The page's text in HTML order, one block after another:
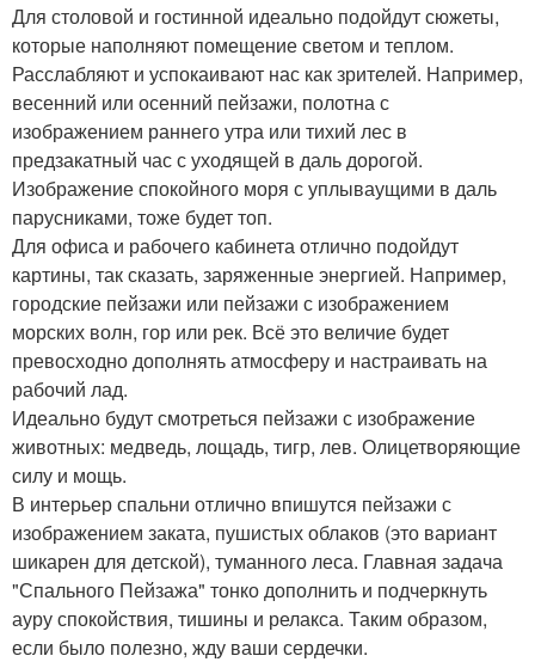
Для столовой и гостинной идеально подойдут сюжеты,
которые наполняют помещение светом и теплом.
Расслабляют и успокаивают нас как зрителей. Например,
весенний или осенний пейзажи, полотна с
изображением раннего утра или тихий лес в
предзакатный час с уходящей в даль дорогой.
Изображение спокойного моря с уплываущими в даль
парусниками, тоже будет топ.
Для офиса и рабочего кабинета отлично подойдут
картины, так сказать, заряженные энергией. Например,
городские пейзажи или пейзажи с изображением
морских волн, гор или рек. Всё это величие будет
превосходно дополнять атмосферу и настраивать на
рабочий лад.
Идеально будут смотреться пейзажи с изображение
животных: медведь, лощадь, тигр, лев. Олицетворяющие
силу и мощь.
В интерьер спальни отлично впишутся пейзажи с
изображением заката, пушистых облаков (это вариант
шикарен для детской), туманного леса. Главная задача
"Спального Пейзажа" тонко дополнить и подчеркнуть
ауру спокойствия, тишины и релакса. Таким образом,
если было полезно, жду ваши сердечки.